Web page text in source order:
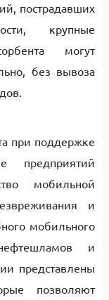
пострадавших
крупные
могут
без вывоза
при поддержке
предприятий
мобильной
и
мобильного
и
представлены
позволяют